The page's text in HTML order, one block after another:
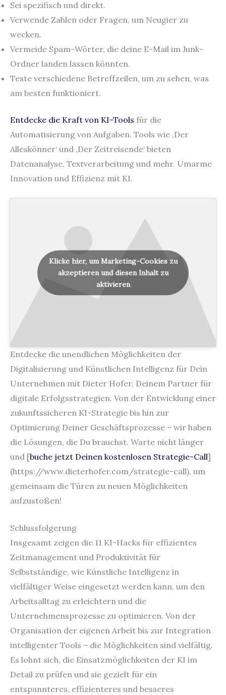
Sei spezifisch und direkt.
Verwende Zahlen oder Fragen, um Neugier zu
wecken.
Vermeide Spam-Wörter, die deine E-Mail im Junk-
Ordner landen lassen könnten.
Teste verschiedene Betreffzeilen, um zu sehen, was
am besten funktioniert.
Entdecke die Kraft von KI-Tools für die
Automatisierung von Aufgaben. Tools wie ‚Der
Alleskönner‘ und ‚Der Zeitreisende‘ bieten
Datenanalyse, Textverarbeitung und mehr. Umarme
Innovation und Effizienz mit KI.
Klicke hier, um Marketing-Cookies zu
akzeptieren und diesen Inhalt zu
aktivieren
Entdecke die unendlichen Möglichkeiten der
Digitalisierung und Künstlichen Intelligenz für Dein
Unternehmen mit Dieter Hofer, Deinem Partner für
digitale Erfolgsstrategien. Von der Entwicklung einer
zukunftssicheren KI-Strategie bis hin zur
Optimierung Deiner Geschäftsprozesse – wir haben
die Lösungen, die Du brauchst. Warte nicht länger
und [buche jetzt Deinen kostenlosen Strategie-Call]
(https://www.dieterhofer.com/strategie-call), um
gemeinsam die Türen zu neuen Möglichkeiten
aufzustoßen!
Schlussfolgerung
Insgesamt zeigen die 11 KI-Hacks für effizientes
Zeitmanagement und Produktivität für
Selbstständige, wie Künstliche Intelligenz in
vielfältiger Weise eingesetzt werden kann, um den
Arbeitsalltag zu erleichtern und die
Unternehmensprozesse zu optimieren. Von der
Organisation der eigenen Arbeit bis zur Integration
intelligenter Tools – die Möglichkeiten sind vielfältig.
Es lohnt sich, die Einsatzmöglichkeiten der KI im
Detail zu prüfen und sie gezielt für ein
entspannteres, effizienteres und besseres